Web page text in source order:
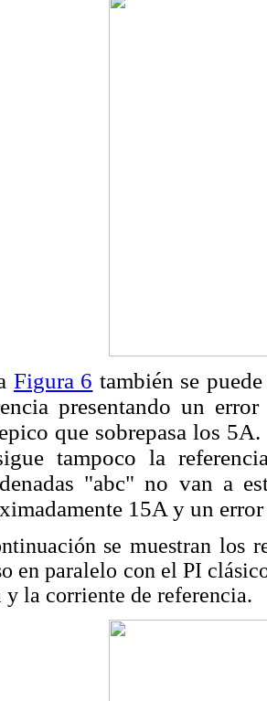
Figura 6 también se
presentando un
que sobrepasa los
tampoco la
"abc" no van a
15A y un
se muestran los
en paralelo con el PI
y la corriente de referencia.